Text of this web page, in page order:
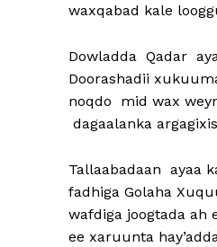
waxqabad kale
Dowladda Qadar
Doorashadii
noqdo mid wax
dagaalanka
Tallaabadaan ayaa
fadhiga Golaha
wafdiga joogtada ah
ee xaruunta